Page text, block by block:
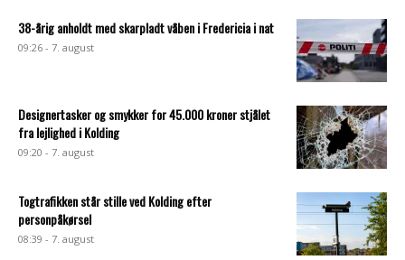
38-årig anholdt med skarpladt våben i Fredericia i nat
09:26 - 7. august
Designertasker og smykker for 45.000 kroner stjålet
fra lejlighed i Kolding
09:20 - 7. august
Togtrafikken står stille ved Kolding efter
personpåkørsel
08:39 - 7. august